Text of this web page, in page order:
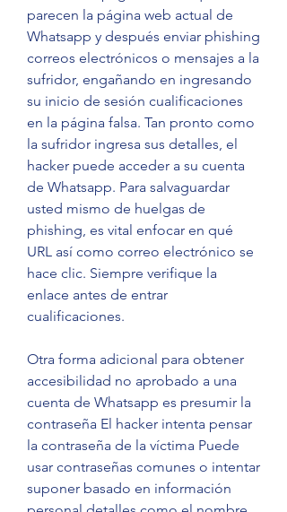
parecen la página web actual de
Whatsapp y después enviar phishing
correos electrónicos o mensajes a la
sufridor, engañando en ingresando
su inicio de sesión cualificaciones
en la página falsa. Tan pronto como
la sufridor ingresa sus detalles, el
hacker puede acceder a su cuenta
de Whatsapp. Para salvaguardar
usted mismo de huelgas de
phishing, es vital enfocar en qué
URL así como correo electrónico se
hace clic. Siempre verifique la
enlace antes de entrar
cualificaciones.
Otra forma adicional para obtener
accesibilidad no aprobado a una
cuenta de Whatsapp es presumir la
contraseña El hacker intenta pensar
la contraseña de la víctima Puede
usar contraseñas comunes o intentar
suponer basado en información